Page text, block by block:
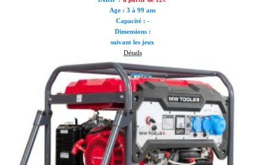
Age : 3 à 99 ans
Capacité : -
Dimensions :
suivant les jeux
Détails